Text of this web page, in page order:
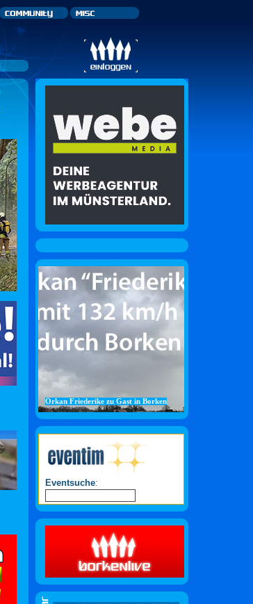
Orkan Friederike zu Gast in Borken
Eventsuche: